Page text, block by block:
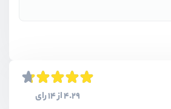
4.29 از 14 رای